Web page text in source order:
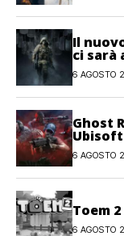
Il
ci sarà
6 AGOSTO
Ghost
6 AGOSTO
Toem
6 AGOSTO